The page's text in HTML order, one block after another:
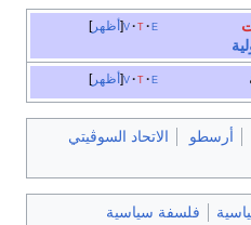
أظهر v t e
أظهر v t e
أرسطو
الاتحاد السوڤيتي
فلسفة سياسية